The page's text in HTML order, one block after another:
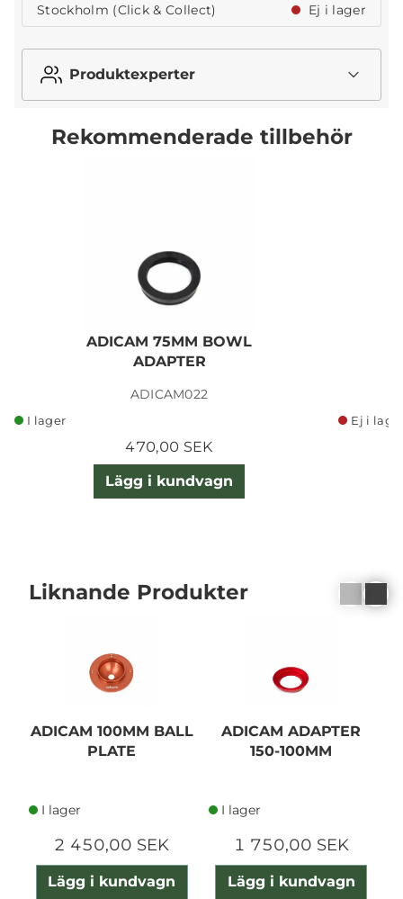
Stockholm (Click & Collect)
Ej i lager
Produktexperter
Rekommenderade tillbehör
ADICAM 75MM BOWL
ADAPTER
ADICAM022
I lager
470,00 SEK
Lägg i kundvagn
Ej i
Liknande Produkter
ADICAM 100MM BALL
PLATE
I lager
2 450,00 SEK
Lägg i kundvagn
ADICAM ADAPTER
150-100MM
I lager
1 750,00 SEK
Lägg i kundvagn